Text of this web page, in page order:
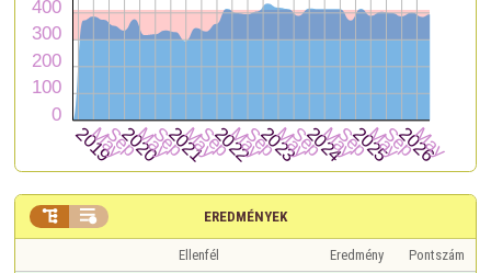
EREDMÉNYEK
 
Ellenfél Eredmény
Pontszám